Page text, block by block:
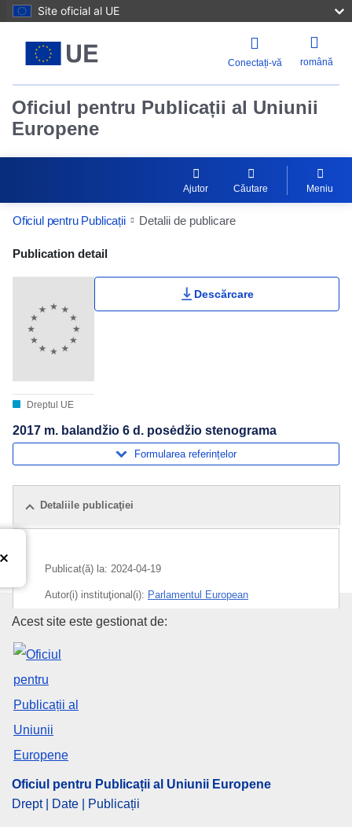
Site oficial al UE
Conectați-vă română
Oficiul pentru Publicații al Uniunii
Europene
Ajutor Căutare Meniu
Oficiul pentru Publicații Detalii de publicare
Publication Detail Actions Portlet
Publication detail
Dreptul UE
Descărcare
2017 m. balandžio 6 d. posėdžio stenograma
Formularea referințelor
Detaliile publicaţiei
Publicat(ă) la: 2024-04-19
Autor(i) instituţional(i): Parlamentul European
Subiecte: dezbateri parlamentare
CELEX : C/2024/02684
ELI :
OJ : C_202402684
IMMC : P8_CR(2017)04-06
pdfa2a
Oficiul pentru Publicații al
Acest site este gestionat de:
Oficiul pentru Publicații al Uniunii Europene
Drept | Date | Publicații